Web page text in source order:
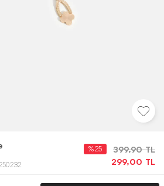
399,90TL
299,00 TL
%25